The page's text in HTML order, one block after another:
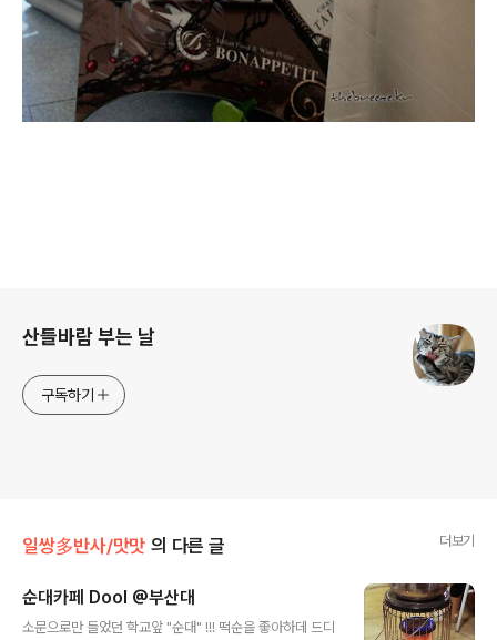
산들바람 부는 날
구독하기
일쌍多반사/맛맛 의 다른 글 더보기
순대카페 Dool @부산대
소문으로만 들었던 학교앞 "순대" !!! 떡순을 좋아하데 드디